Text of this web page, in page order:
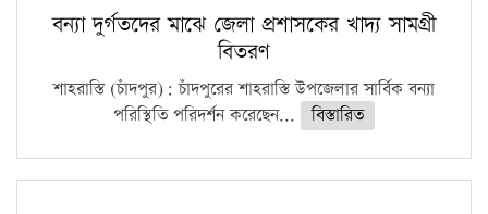
বন্যা দুর্গতদের মাঝে জেলা প্রশাসকের খাদ্য সামগ্রী
বিতরণ
শাহরাস্তি (চাঁদপুর): চাঁদপুরের শাহরাস্তি উপজেলার সার্বিক বন্যা
পরিস্থিতি পরিদর্শন করেছেন...
বিস্তারিত